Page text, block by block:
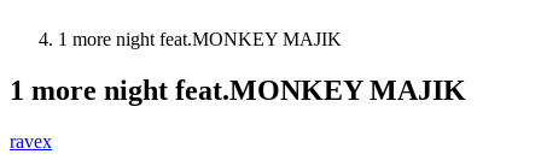
1 more night feat.MONKEY MAJIK
1 more night feat.MONKEY MAJIK
ravex